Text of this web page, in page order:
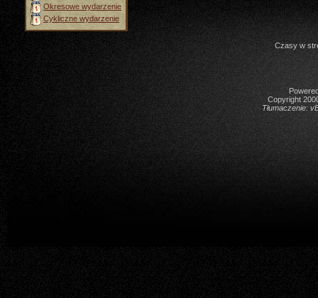
Okresowe wydarzenie
Cykliczne wydarzenie
Czasy w
Copyright
Tłumaczenie: